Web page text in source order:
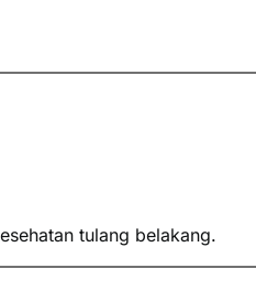
tulang belakang.